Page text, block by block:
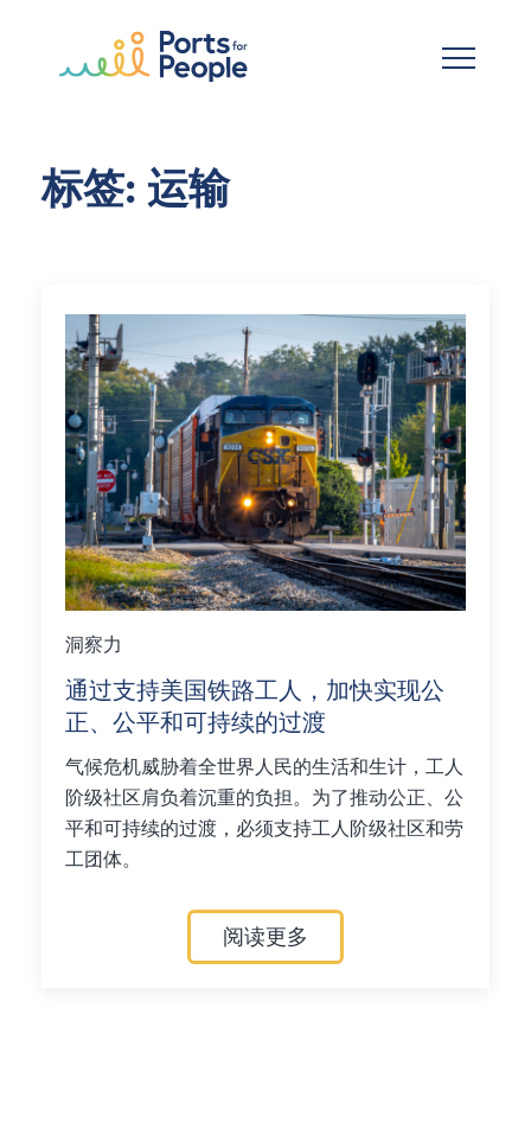
标签: 运输
洞察力
通过支持美国铁路工人，加快实现公
正、公平和可持续的过渡
气候危机威胁着全世界人民的生活和生计，工人
阶级社区肩负着沉重的负担。为了推动公正、公
平和可持续的过渡，必须支持工人阶级社区和劳
工团体。
阅读更多